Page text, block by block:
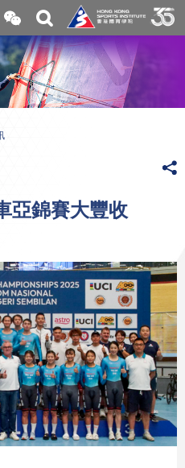
開
合
微
信
二
維
碼
關
搜
尋
亞錦賽大豐收